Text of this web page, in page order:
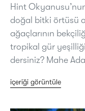
Hint
doğal bitki örtüsü
ağaçlarının
tropikal gür
dersiniz? Mahe
içeriği görüntüle